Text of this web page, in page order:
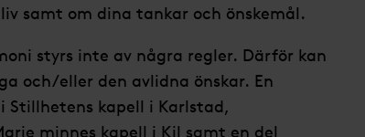
samt om dina tankar och önskemål.
styrs inte av några regler. Därför kan
och/eller den avlidna önskar. En
Stillhetens kapell i Karlstad,
minnes kapell i Kil samt en del